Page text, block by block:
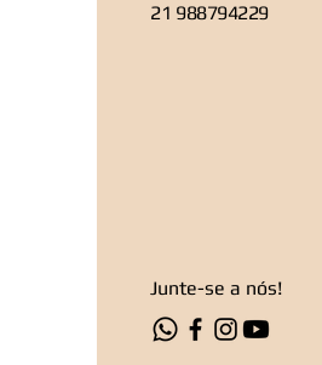
21 988794229
Junte-se a nós!